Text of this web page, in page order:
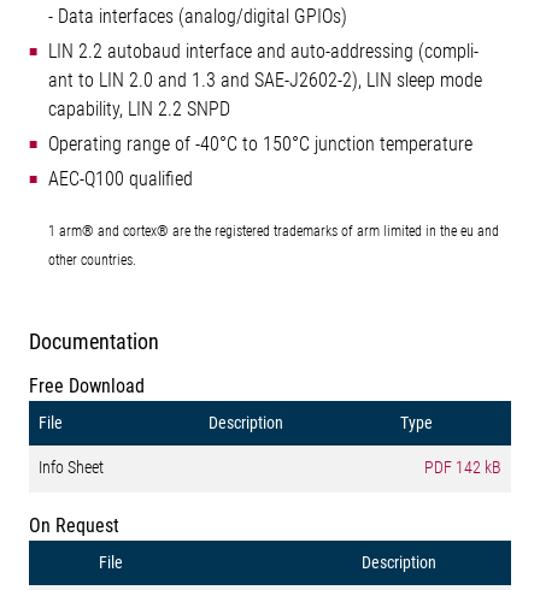
- Data interfaces (analog/digital GPIOs)
LIN 2.2 autobaud interface and auto-addressing (compli-
ant to LIN 2.0 and 1.3 and SAE-J2602-2), LIN sleep mode
capability, LIN 2.2 SNPD
Operating range of -40°C to 150°C junction temperature
AEC-Q100 qualified
1 arm® and cortex® are the registered trademarks of arm limited in the eu and
other countries.
Documentation
Free Download
File Description Type
Info Sheet PDF 142 kB
On Request
File Description